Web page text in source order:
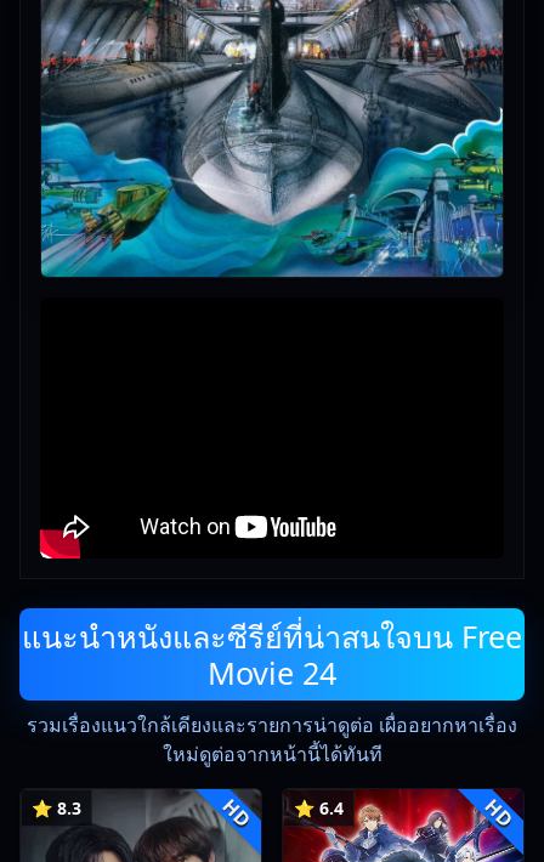
แนะนำหนังและซีรีย์ที่น่าสนใจบน Free
Movie 24
รวมเรื่องแนวใกล้เคียงและรายการน่าดูต่อ เผื่ออยากหาเรื่อง
ใหม่ดูต่อจากหน้านี้ได้ทันที
⭐ 8.3 HD ⭐ 6.4 HD